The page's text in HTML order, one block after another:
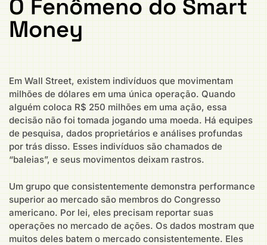
O Fenômeno do Smart
Money
Em Wall Street, existem indivíduos que movimentam
milhões de dólares em uma única operação. Quando
alguém coloca R$ 250 milhões em uma ação, essa
decisão não foi tomada jogando uma moeda. Há equipes
de pesquisa, dados proprietários e análises profundas
por trás disso. Esses indivíduos são chamados de
“baleias”, e seus movimentos deixam rastros.
Um grupo que consistentemente demonstra performance
superior ao mercado são membros do Congresso
americano. Por lei, eles precisam reportar suas
operações no mercado de ações. Os dados mostram que
muitos deles batem o mercado consistentemente. Eles